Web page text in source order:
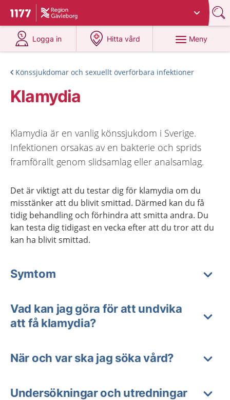
Till startsidan för 1177
Du har valt region
Logga in
på 1177.se
Hitta vård
på 1177.se
Meny
Könssjukdomar och sexuellt överförbara infektioner
Klamydia
Klamydia är en vanlig könssjukdom i Sverige.
Infektionen orsakas av en bakterie och sprids
framförallt genom slidsamlag eller analsamlag.
Det är viktigt att du testar dig för klamydia om du
misstänker att du blivit smittad. Därmed kan du få
tidig behandling och förhindra att smitta andra. Du
kan testa dig tidigast en vecka efter att du tror att du
kan ha blivit smittad.
Symtom
Vad kan jag göra för att undvika
att få klamydia?
När och var ska jag söka vård?
Undersökningar och utredningar